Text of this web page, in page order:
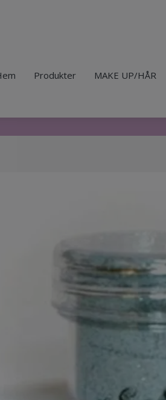
Produkter MAKE UP/HÅR